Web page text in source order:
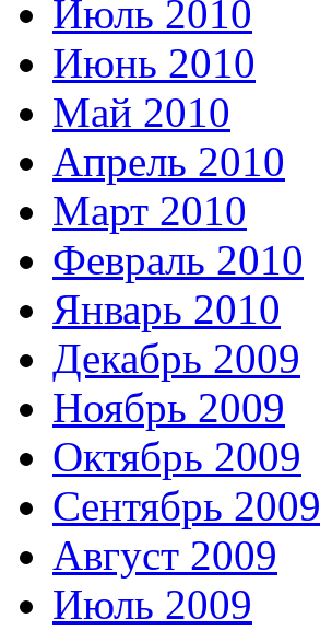
Июль 2010
Июнь 2010
Май 2010
Апрель 2010
Март 2010
Февраль 2010
Январь 2010
Декабрь 2009
Ноябрь 2009
Октябрь 2009
Сентябрь 2009
Август 2009
Июль 2009